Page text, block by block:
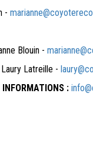
-
Blouin -
Laury Latreille -
: